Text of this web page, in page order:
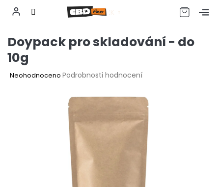
obsah
CZK
Doypack pro skladování - do
10g
Průměrné
Neohodnoceno Podrobnosti hodnocení